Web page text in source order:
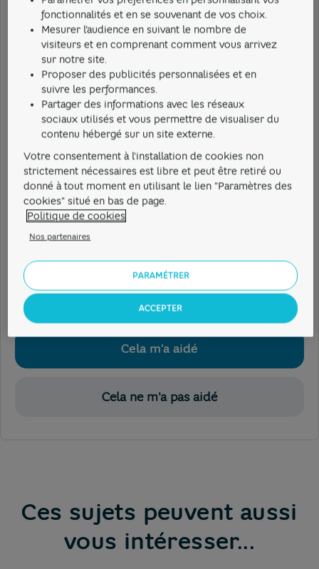
bagages lors de vos déplacements pro.
Retrouvez plus d'informations sur notre site concernant
garanties d'assurance et d'assistance de la carte Hello
Business.
En cas de perte ou de vol de votre carte bancaire, d'un
chèque ou de votre chéquier, nous vous recommandons
de faire immédiatement opposition afin de prévenir
toute utilisation frauduleuse par un tiers. Pour ce faire,
"Contact" > "Urgence" > "Opposer ma carte bancaire"
ou "Opposer un chèque". Vous pouvez également
contacter le service opposition Hello bank! Pro,
disponible 24h/24, au 01 40 14 41 41 (service gratuit + prix
d'appel).
prendre contact avec les conseillers de la Hello Team
Pro.
Cela m'a aidé
Cela ne m'a pas aidé
Ces sujets peuvent aussi
vous intéresser...
fonctionnalités et en se souvenant de vos choix.
Mesurer l’audience en suivant le nombre de
visiteurs et en comprenant comment vous arrivez
sur notre site.
Proposer des publicités personnalisées et en
suivre les performances.
Partager des informations avec les réseaux
sociaux utilisés et vous permettre de visualiser du
contenu hébergé sur un site externe.
Votre consentement à l'installation de cookies non
strictement nécessaires est libre et peut être retiré ou
donné à tout moment en utilisant le lien "Paramètres des
cookies" situé en bas de page.
Politique de cookies
Nos partenaires
PARAMÉTRER
ACCEPTER